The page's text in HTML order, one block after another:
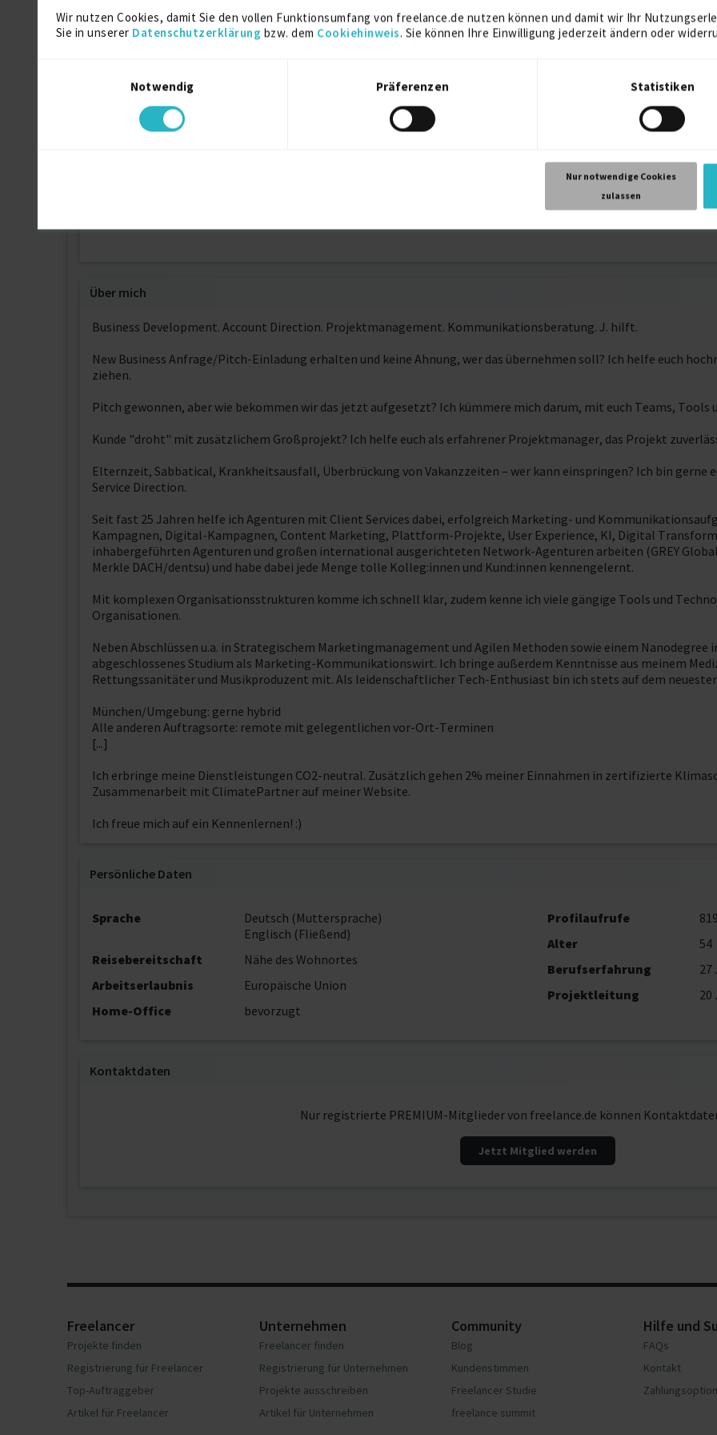
Wir nutzen Cookies, damit Sie den vollen Funktionsumfang von freelance.de nutzen können und damit wir Ihr
Sie in unserer Datenschutzerklärung bzw. dem Cookiehinweis. Sie können Ihre Einwilligung jederzeit ändern oder
Notwendig
Präferenzen Statistiken
Nur notwendige Cookies
zulassen
Studium Marketing und Kommunikation
Marketing-Kommunikationswirt
imk – Institut für Marketing und Kommunikation
2003
Berlin
Humanmedizin
Universität Ulm, LMU München
Über mich
Business Development. Account Direction. Projektmanagement. Kommunikationsberatung. J. hilft.
New Business Anfrage/Pitch-Einladung erhalten und keine Ahnung, wer das übernehmen soll? Ich helfe euch
ziehen.
Pitch gewonnen, aber wie bekommen wir das jetzt aufgesetzt? Ich kümmere mich darum, mit euch Teams, Tools
Kunde "droht" mit zusätzlichem Großprojekt? Ich helfe euch als erfahrener Projektmanager, das Projekt
Elternzeit, Sabbatical, Krankheitsausfall, Überbrückung von Vakanzzeiten – wer kann einspringen? Ich bin
Service Direction.
Seit fast 25 Jahren helfe ich Agenturen mit Client Services dabei, erfolgreich Marketing- und
Kampagnen, Digital-Kampagnen, Content Marketing, Plattform-Projekte, User Experience, KI, Digital
inhabergeführten Agenturen und großen international ausgerichteten Network-Agenturen arbeiten (GREY
Merkle DACH/dentsu) und habe dabei jede Menge tolle Kolleg:innen und Kund:innen kennengelernt.
Mit komplexen Organisationsstrukturen komme ich schnell klar, zudem kenne ich viele gängige Tools und
Organisationen.
Neben Abschlüssen u.a. in Strategischem Marketingmanagement und Agilen Methoden sowie einem
abgeschlossenes Studium als Marketing-Kommunikationswirt. Ich bringe außerdem Kenntnisse aus meinem
Rettungssanitäter und Musikproduzent mit. Als leidenschaftlicher Tech-Enthusiast bin ich stets auf dem
München/Umgebung: gerne hybrid
Alle anderen Auftragsorte: remote mit gelegentlichen vor-Ort-Terminen
[...]
Ich erbringe meine Dienstleistungen CO2-neutral. Zusätzlich gehen 2% meiner Einnahmen in zertifizierte
Zusammenarbeit mit ClimatePartner auf meiner Website.
Ich freue mich auf ein Kennenlernen! :)
Persönliche Daten
Sprache
Deutsch (Muttersprache)
Englisch (Fließend)
Reisebereitschaft
Nähe des Wohnortes
Arbeitserlaubnis
Europäische Union
Home-Office
bevorzugt
Profilaufrufe
Alter
54
Berufserfahrung
27
Projektleitung
20
Kontaktdaten
Nur registrierte PREMIUM-Mitglieder von freelance.de können
Jetzt Mitglied werden
Freelancer
Projekte finden
Registrierung für Freelancer
Top-Auftraggeber
Artikel für Freelancer
Unternehmen
Freelancer finden
Registrierung für Unternehmen
Projekte ausschreiben
Artikel für Unternehmen
Community
Blog
Kundenstimmen
Freelancer Studie
freelance summit
Hilfe und
FAQs
Kontakt